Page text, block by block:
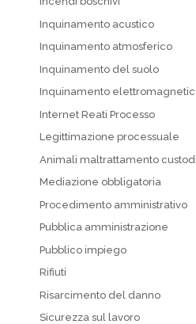
Inquinamento acustico
Inquinamento atmosferico
Inquinamento del suolo
Inquinamento
Internet Reati Processo
Legittimazione processuale
Animali maltrattamento
Mediazione obbligatoria
Procedimento amministrativo
Pubblica amministrazione
Pubblico impiego
Rifiuti
Risarcimento del danno
Sicurezza sul lavoro